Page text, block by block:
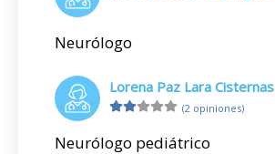
Neurólogo
Lorena Paz Lara Cisternas
(2 opiniones)
Neurólogo pediátrico